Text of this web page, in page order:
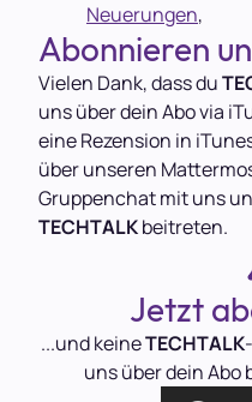
Neuerungen‚
Abonnieren
Vielen Dank, dass du
uns über dein Abo via
eine Rezension in
über unseren
Gruppenchat mit uns
TECHTALKbeitreten.
Jetzt
...und keineTECHTALK
uns über dein Abo